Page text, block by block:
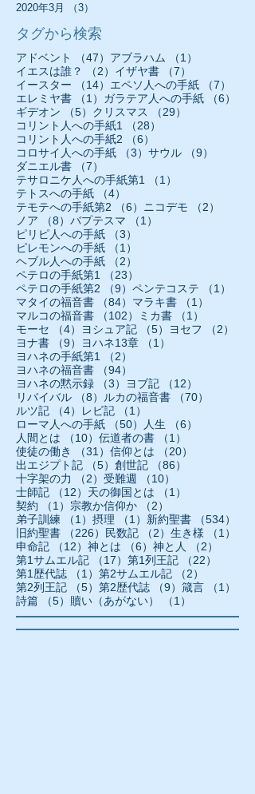
2020年3月 （3）
タグから検索
アドベント （47） 47件の記事
アブラハム （1）
イエスは誰？
（2） 2件の記事
イザヤ書 （7）
イースター
（14） 14件の記事
エペソ人への手紙 （7）
エレミヤ書
（1） 1件の記事
ガラテア人への手紙 （6）
ギデオン
（5） 5件の記事
クリスマス （29）
コリント人への手紙1
（28）
コリント人への手紙2
（6）
コロサイ人への手紙
（3） 3件の記事
サウル （9）
ダニエル書
（7）
テサロニケ人への手紙第1
（1）
テトスへの手紙
（4）
テモテへの手紙第2
（6） 6件の記事
ニコデモ （2）
ノア
（8） 8件の記事
バプテスマ （1）
ピリピ人への手紙
（3）
ピレモンへの手紙
（1）
ヘブル人への手紙
（2）
ペテロの手紙第1
（23）
ペテロの手紙第2
（9） 9件の記事
ペンテコステ （1）
マタイの福音書
（84） 84件の記事
マラキ書 （1）
マルコの福音書
（102） 102件の記事
ミカ書 （1）
モーセ
（4） 4件の記事
ヨシュア記 （5） 5件の記事
ヨセフ （2）
ヨナ書
（9） 9件の記事
ヨハネ13章 （1）
ヨハネの手紙第1
（2）
ヨハネの福音書
（94）
ヨハネの黙示録
（3） 3件の記事
ヨブ記 （12）
リバイバル
（8） 8件の記事
ルカの福音書 （70）
ルツ記
（4） 4件の記事
レビ記 （1）
ローマ人への手紙
（50） 50件の記事
人生 （6）
人間とは
（10） 10件の記事
伝道者の書 （1）
使徒の働き
（31） 31件の記事
信仰とは （20）
出エジプト記
（5） 5件の記事
創世記 （86）
十字架の力
（2） 2件の記事
受難週 （10）
士師記
（12） 12件の記事
天の御国とは （1）
契約
（1） 1件の記事
宗教か信仰か （2）
弟子訓練
（1） 1件の記事
摂理 （1） 1件の記事
新約聖書 （534）
旧約聖書
（226） 226件の記事
民数記 （2） 2件の記事
生き様 （1）
申命記
（12） 12件の記事
神とは （6） 6件の記事
神と人 （2）
第1サムエル記
（17） 17件の記事
第1列王記 （22）
第1歴代誌
（1） 1件の記事
第2サムエル記 （2）
第2列王記
（5） 5件の記事
第2歴代誌 （9） 9件の記事
箴言 （1）
詩篇
（5） 5件の記事
贖い（あがない） （1）